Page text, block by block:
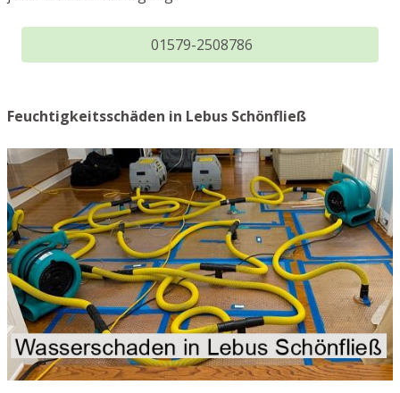
01579-2508786
Feuchtigkeitsschäden in Lebus Schönfließ